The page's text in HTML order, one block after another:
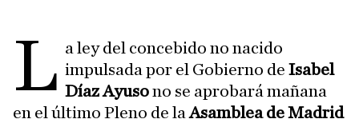
L a ley del concebido no nacido
impulsada por el Gobierno de Isabel
Díaz Ayusono se aprobará mañana
en el último Pleno de laAsamblea de Madrid